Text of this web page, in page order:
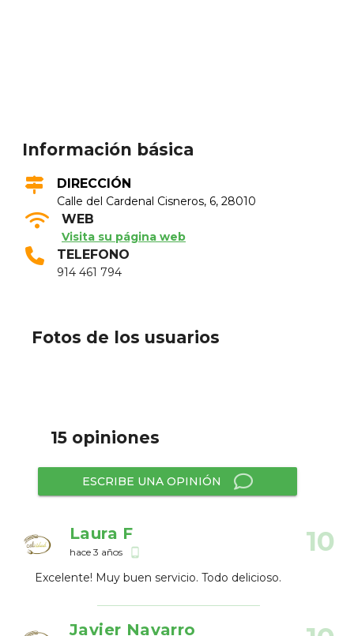
Información básica
DIRECCIÓN
Calle del Cardenal Cisneros, 6, 28010
WEB
Visita su página web
TELEFONO
914 461 794
Fotos de los usuarios
15 opiniones
ESCRIBE UNA OPINIÓN
Laura F
hace 3 años phone_android 10
Excelente! Muy buen servicio. Todo delicioso.
Javier Navarro